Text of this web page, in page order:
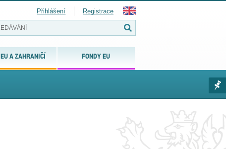
EU A ZAHRANIČÍ FONDY EU
Přihlášení Registrace